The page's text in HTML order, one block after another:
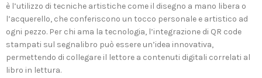
è l’utilizzo di tecniche artistiche come il disegno a mano libera o
l’acquerello, che conferiscono un tocco personale e artistico ad
ogni pezzo. Per chi ama la tecnologia, l’integrazione di QR code
stampati sul segnalibro può essere un’idea innovativa,
permettendo di collegare il lettore a contenuti digitali correlati al
libro in lettura.